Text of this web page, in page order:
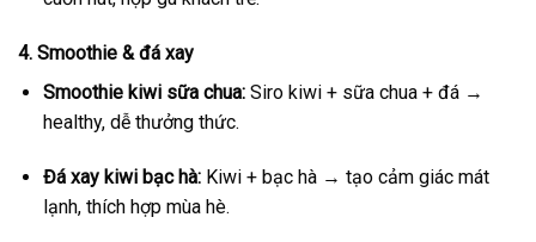
4. Smoothie & đá xay
Smoothie kiwi sữa chua:Siro kiwi + sữa chua + đá →
healthy, dễ thưởng thức.
Đá xay kiwi bạc hà:Kiwi + bạc hà → tạo cảm giác mát
lạnh, thích hợp mùa hè.